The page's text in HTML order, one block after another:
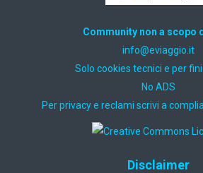
Community non a scopo
ti.oiggaive@ofni
Solo cookies tecnici e per
No ADS
Per privacy e reclami scrivi a
Disclaimer